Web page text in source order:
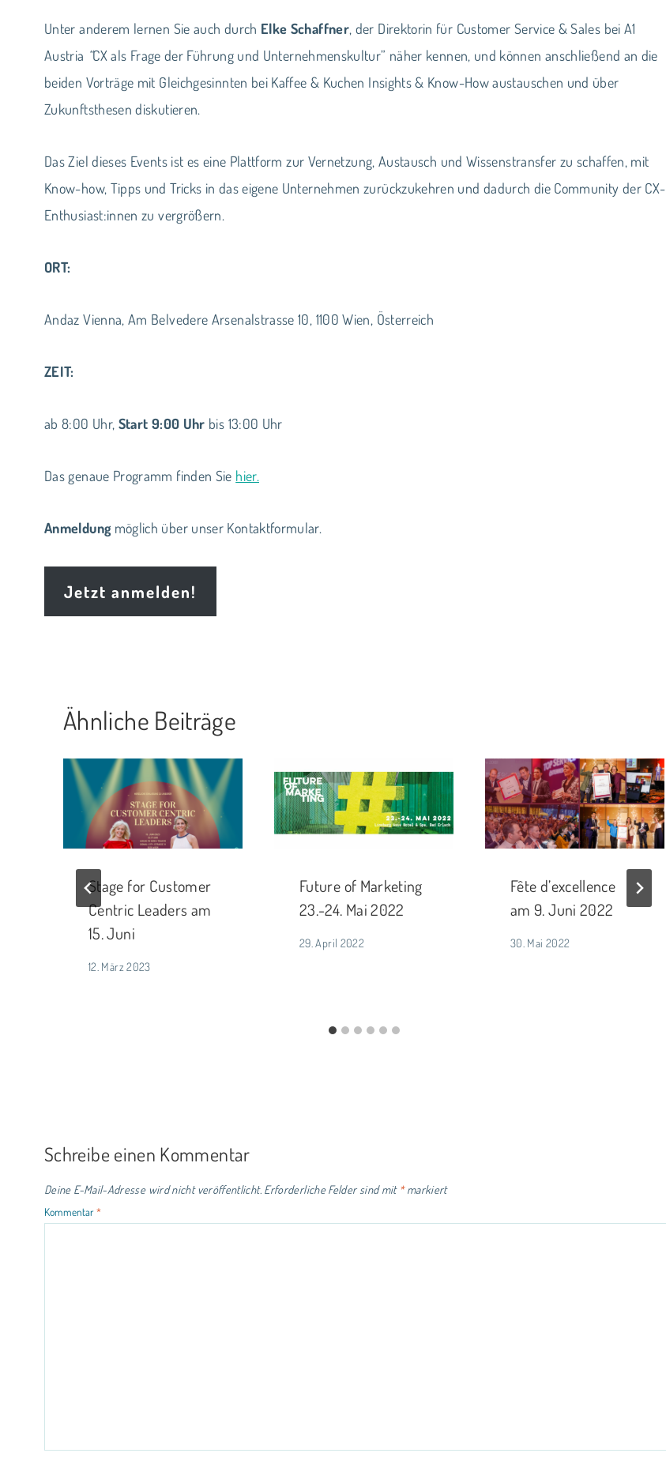
Unter anderem lernen Sie auch durch Elke Schaffner, der Direktorin für Customer Service & Sales bei A1
Austria “CX als Frage der Führung und Unternehmenskultur” näher kennen, und können anschließend an die
beiden Vorträge mit Gleichgesinnten bei Kaffee & Kuchen Insights & Know-How austauschen und über
Zukunftsthesen diskutieren.
Das Ziel dieses Events ist es eine Plattform zur Vernetzung, Austausch und Wissenstransfer zu schaffen, mit
Know-how, Tipps und Tricks in das eigene Unternehmen zurückzukehren und dadurch die Community der CX-
Enthusiast:innen zu vergrößern.
ORT:
Andaz Vienna, Am Belvedere Arsenalstrasse 10, 1100 Wien, Österreich
ZEIT:
ab 8:00 Uhr, Start 9:00 Uhr bis 13:00 Uhr
Das genaue Programm finden Sie hier.
Anmeldung möglich über unser Kontaktformular.
Jetzt anmelden!
Ähnliche Beiträge
Stage for Customer
Centric Leaders am
15. Juni
12. März 2023
Future of Marketing
23.-24. Mai 2022
29. April 2022
Fête d’excellence
am 9. Juni 2022
30. Mai 2022
Schreibe einen Kommentar
Deine E-Mail-Adresse wird nicht veröffentlicht. Erforderliche Felder sind mit *markiert
Kommentar*